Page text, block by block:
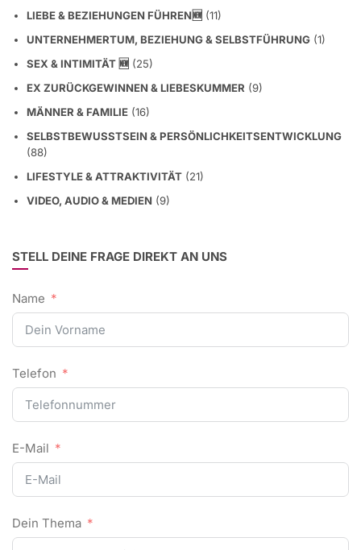
LIEBE & BEZIEHUNGEN FÜHREN🆕 (11)
UNTERNEHMERTUM, BEZIEHUNG & SELBSTFÜHRUNG (1)
SEX & INTIMITÄT 🆕 (25)
EX ZURÜCKGEWINNEN & LIEBESKUMMER (9)
MÄNNER & FAMILIE (16)
SELBSTBEWUSSTSEIN & PERSÖNLICHKEITSENTWICKLUNG
(88)
LIFESTYLE & ATTRAKTIVITÄT (21)
VIDEO, AUDIO & MEDIEN (9)
STELL DEINE FRAGE DIREKT AN UNS
Name
Telefon
E-Mail
Dein Thema